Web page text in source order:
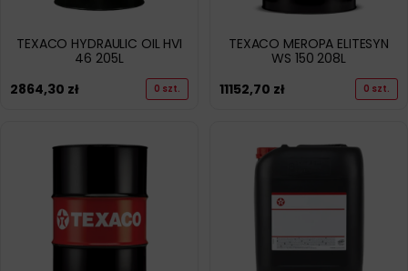
TEXACO HYDRAULIC OIL HVI
46 205L
2864,30 zł 0 szt.
TEXACO MEROPA ELITESYN
WS 150 208L
11152,70 zł 0 szt.